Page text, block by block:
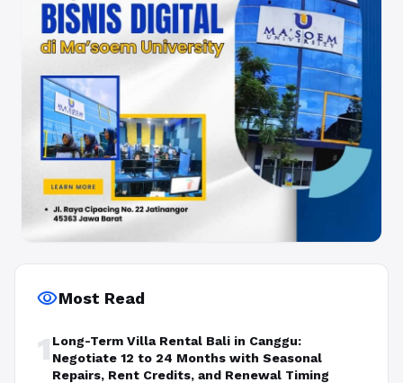
visibilityMost Read
1 Long-Term Villa Rental Bali in Canggu:
Negotiate 12 to 24 Months with Seasonal
Repairs, Rent Credits, and Renewal Timing